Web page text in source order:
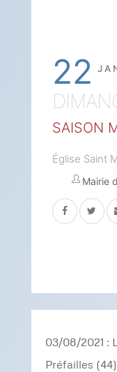
22
SAISON
Église Saint
Mairie
03/08/2021 :
Préfailles (44)